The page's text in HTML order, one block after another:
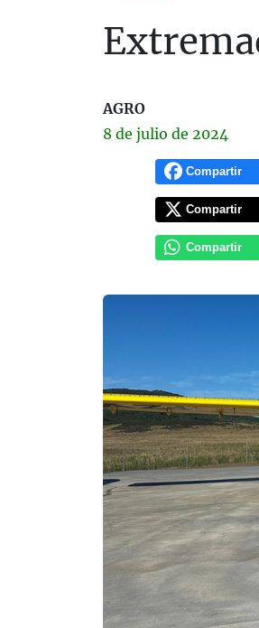
AGRO
8 de julio de 2024
Compartir
Compartir
Compartir